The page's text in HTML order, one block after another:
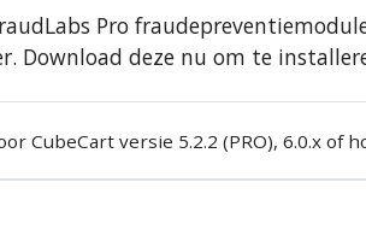
Pro
Download deze nu om te
CubeCart versie 5.2.2 (PRO), 6.0.x of